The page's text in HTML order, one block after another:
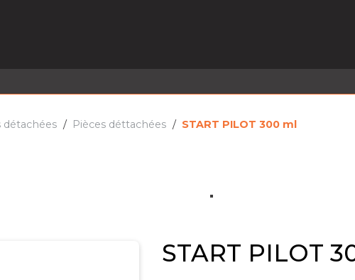
détachées Pièces déttachées START PILOT 300 ml
START PILOT